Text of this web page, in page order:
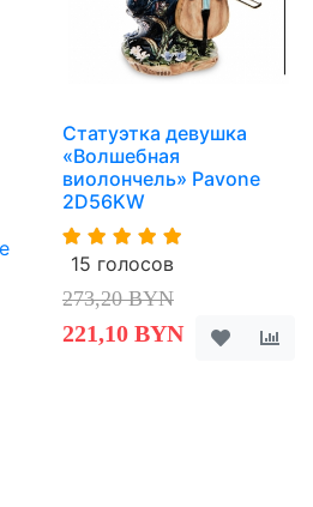
Статуэтка девушка
«Волшебная
виолончель» Pavone
2D56KW
15 голосов
273,20 BYN
221,10 BYN